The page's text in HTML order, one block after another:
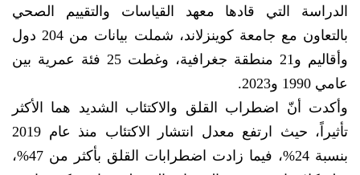
الدراسة التي قادها معهد القياسات والتقييم الصحي
بالتعاون مع جامعة كوينزلاند، شملت بيانات من 204 دول
وأقاليم و21 منطقة جغرافية، وغطت 25 فئة عمرية بين
عامي 1990 و2023.
وأكدت أنّ اضطراب القلق والاكتئاب الشديد هما الأكثر
تأثيراً، حيث ارتفع معدل انتشار الاكتئاب منذ عام 2019
بنسبة 24%، فيما زادت اضطرابات القلق بأكثر من 47%،